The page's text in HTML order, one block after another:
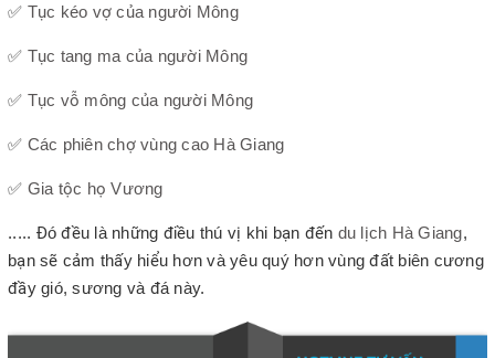
✅ Tục kéo vợ của người Mông
✅ Tục tang ma của người Mông
✅ Tục vỗ mông của người Mông
✅ Các phiên chợ vùng cao Hà Giang
✅ Gia tộc họ Vương
..... Đó đều là những điều thú vị khi bạn đến du lịch Hà Giang,
bạn sẽ cảm thấy hiểu hơn và yêu quý hơn vùng đất biên cương
đầy gió, sương và đá này.